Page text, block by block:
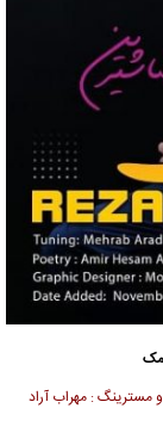
مسترینگ : مهراب آراد